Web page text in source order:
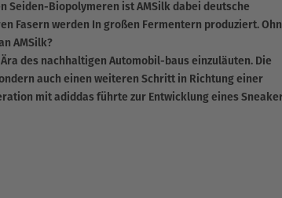
Seiden-Biopolymeren ist AMSilk dabei deutsche
Fasern werden In großen Fermentern produziert.
AMSilk?
des nachhaltigen Automobil-baus einzuläuten. Die
auch einen weiteren Schritt in Richtung einer
mit adiddas führte zur Entwicklung eines